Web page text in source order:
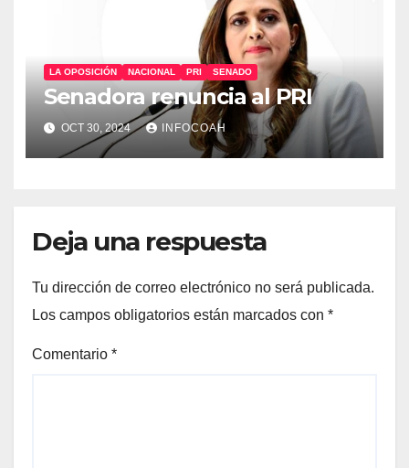
LA OPOSICIÓN NACIONAL PRI SENADO
Senadora renuncia al PRI
OCT 30, 2024 INFOCOAH
Deja una respuesta
Tu dirección de correo electrónico no será publicada.
Los campos obligatorios están marcados con *
Comentario *